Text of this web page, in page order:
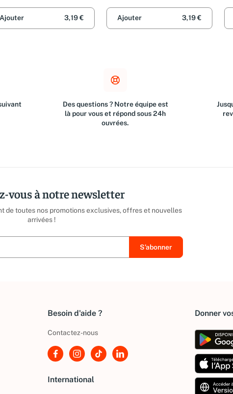
Ajouter
3,19 €
Ajouter
3,19 €
Des questions ? Notre équipe est
là pour vous et répond sous 24h
ouvrées.
vous à notre newsletter
de toutes nos promotions exclusives, offres et nouvelles
arrivées !
Besoin d'aide ?
Contactez-nous
International
Donner